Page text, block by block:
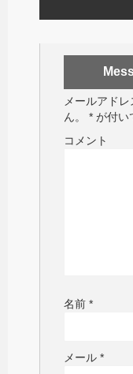
メールアド
ん。
* が付い
コメント
名前 *
メール *